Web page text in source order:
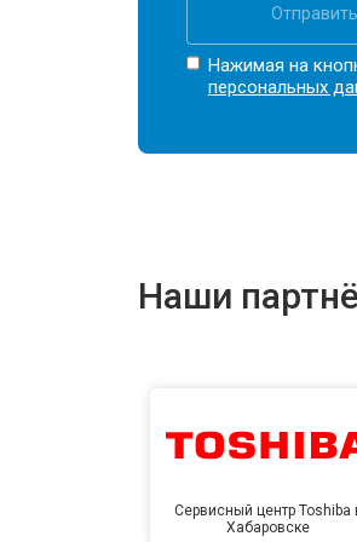
Нажимая на
персональных
Наши
Сервисный центр Toshiba
Хабаровске